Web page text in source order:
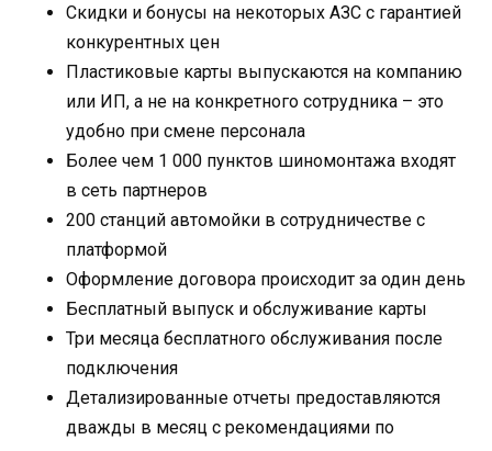
Скидки и бонусы на некоторых АЗС с гарантией
конкурентных цен
Пластиковые карты выпускаются на компанию
или ИП, а не на конкретного сотрудника – это
удобно при смене персонала
Более чем 1 000 пунктов шиномонтажа входят
в сеть партнеров
200 станций автомойки в сотрудничестве с
платформой
Оформление договора происходит за один день
Бесплатный выпуск и обслуживание карты
Три месяца бесплатного обслуживания после
подключения
Детализированные отчеты предоставляются
дважды в месяц с рекомендациями по